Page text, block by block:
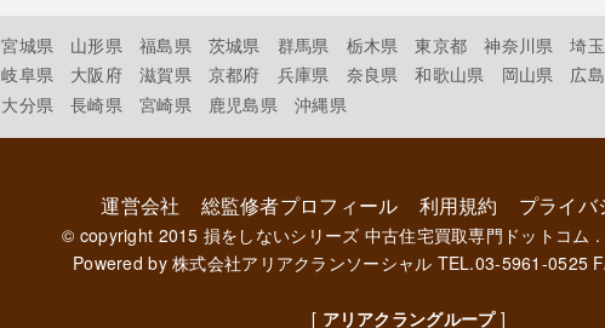
宮城県 山形県 福島県 茨城県 群馬県 栃木県 東京都 神奈川県 埼
岐阜県 大阪府 滋賀県 京都府 兵庫県 奈良県 和歌山県 岡山県 広
大分県 長崎県 宮崎県 鹿児島県 沖縄県
運営会社 総監修者プロフィール 利用規約 プライバ
© copyright 2015 損をしないシリーズ 中古住宅買取専門ドットコム
Powered by株式会社アリアクランソーシャル TEL.03-5961-0525
[ アリアクラングループ]